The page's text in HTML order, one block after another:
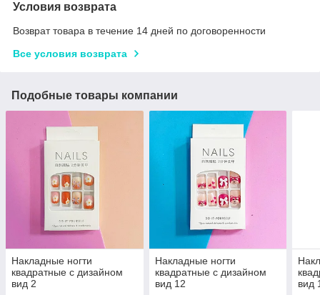
Условия возврата
Возврат товара в течение 14 дней по договоренности
Все условия возврата
Подобные товары компании
Накладные ногти
квадратные с дизайном
вид 2
Накладные ногти
квадратные с дизайном
вид 12
вид